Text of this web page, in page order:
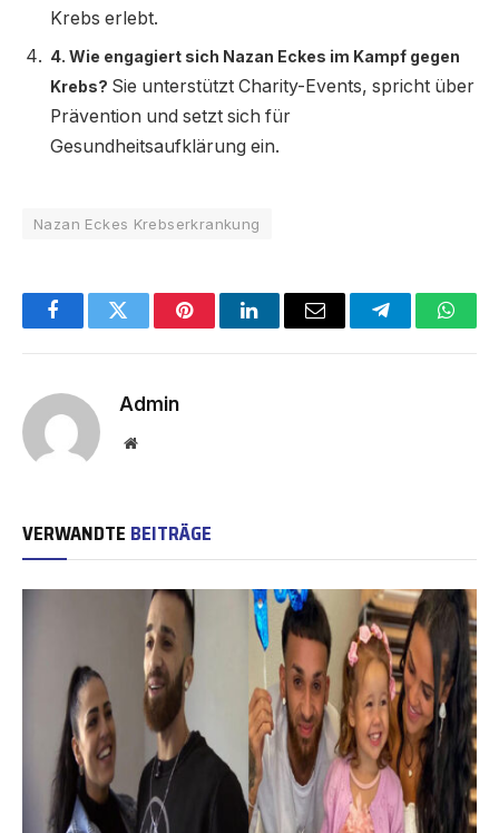
Krebs erlebt.
4. Wie engagiert sich Nazan Eckes im Kampf gegen
Krebs? Sie unterstützt Charity-Events, spricht über
Prävention und setzt sich für
Gesundheitsaufklärung ein.
Nazan Eckes Krebserkrankung
FacebookTwitter PinterestLinkedInEmail Telegram
Admin
Website
VERWANDTE BEITRÄGE